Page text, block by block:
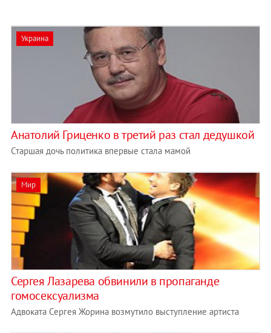
Украина
Анатолий Гриценко в третий раз стал дедушкой
Старшая дочь политика впервые стала мамой
Мир
Сергея Лазарева обвинили в пропаганде
гомосексуализма
Адвоката Сергея Жорина возмутило выступление артиста